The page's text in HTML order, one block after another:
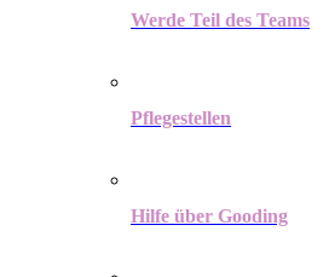
Werde Teil des Teams
Pflegestellen
Hilfe über Gooding